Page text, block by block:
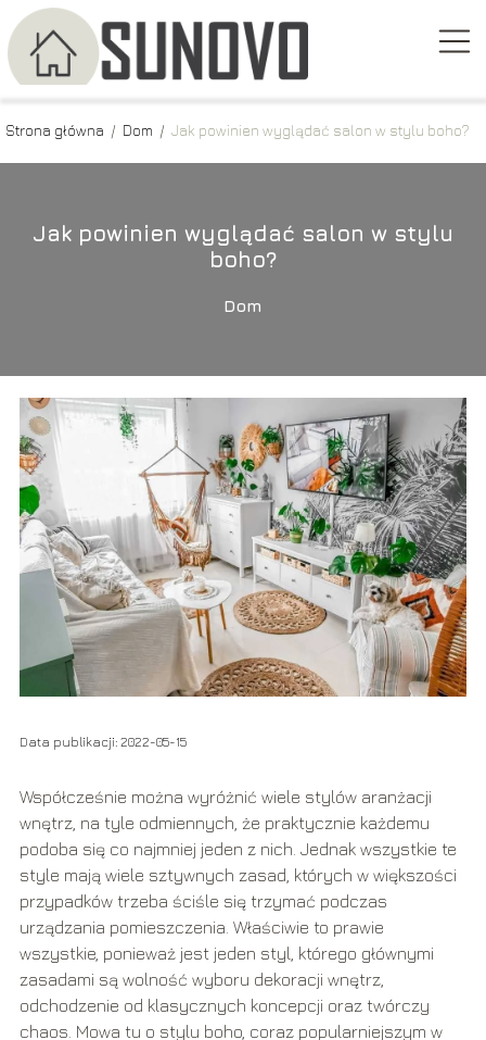
Strona główna / Dom / Jak powinien wyglądać salon w stylu boho?
Jak powinien wyglądać salon w stylu
boho?
Dom
Data publikacji: 2022-05-15
Współcześnie można wyróżnić wiele stylów aranżacji
wnętrz, na tyle odmiennych, że praktycznie każdemu
podoba się co najmniej jeden z nich. Jednak wszystkie te
style mają wiele sztywnych zasad, których w większości
przypadków trzeba ściśle się trzymać podczas
urządzania pomieszczenia. Właściwie to prawie
wszystkie, ponieważ jest jeden styl, którego głównymi
zasadami są wolność wyboru dekoracji wnętrz,
odchodzenie od klasycznych koncepcji oraz twórczy
chaos. Mowa tu o stylu boho, coraz popularniejszym w